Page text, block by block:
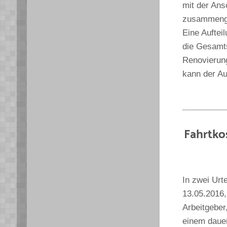
mit der
Eine
die
kann der
In zwei
einem